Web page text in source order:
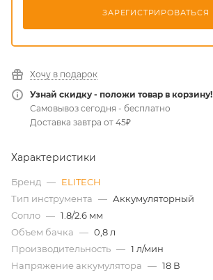
ЗАРЕГИСТРИРОВАТЬСЯ
Хочу в подарок
Узнай скидку - положи товар в корзину!
Самовывоз сегодня - бесплатно
Доставка завтра от 45₽
Характеристики
Бренд — ELITECH
Тип инструмента — Аккумуляторный
Сопло — 1.8/2.6 мм
Объем бачка — 0,8 л
Производительность — 1 л/мин
Напряжение аккумулятора — 18 В